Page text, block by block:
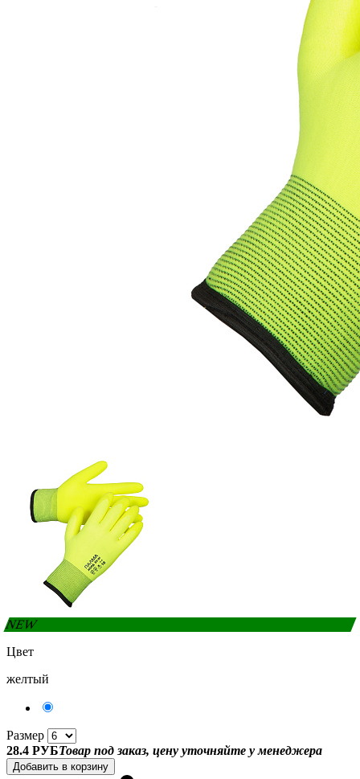
NEW
Цвет
желтый
Размер
28.4 РУБТовар под заказ, цену уточняйте у менеджера
Добавить в корзину